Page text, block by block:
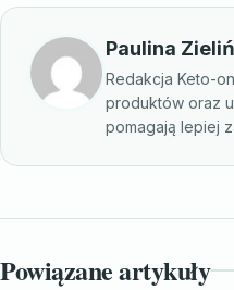
Paulina
Redakcja Keto-
produktów oraz
pomagają lepiej
Powiązane artykuły